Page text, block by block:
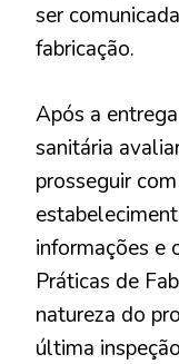
ser
fabricação.
Após a
sanitária
prosseguir
informações e
Práticas de
natureza do
última